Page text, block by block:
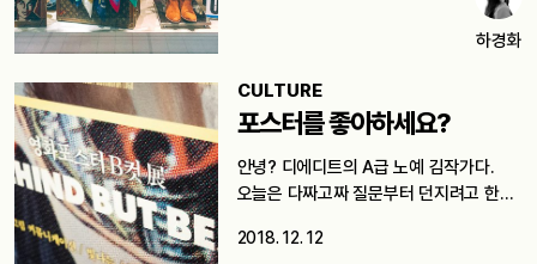
하경화
CULTURE
포스터를 좋아하세요?
안녕? 디에디트의 A급 노예 김작가다.
오늘은 다짜고짜 질문부터 던지려고 한다.
2018. 12. 12